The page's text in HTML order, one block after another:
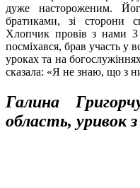
дуже настороженим.
братиками, зі сторони
Хлопчик провів з нами 3
посміхався, брав участь у
уроках та на
сказала: «Я не знаю, що з
Галина
область, уривок